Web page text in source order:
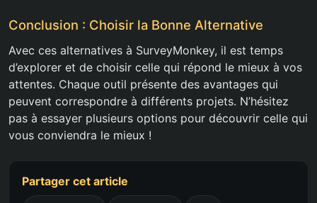
Conclusion : Choisir la Bonne Alternative
Avec ces alternatives à SurveyMonkey, il est temps
d’explorer et de choisir celle qui répond le mieux à vos
attentes. Chaque outil présente des avantages qui
peuvent correspondre à différents projets. N’hésitez
pas à essayer plusieurs options pour découvrir celle qui
vous conviendra le mieux !
Partager cet article